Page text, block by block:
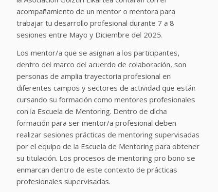
acompañamiento de un mentor o mentora para
trabajar tu desarrollo profesional durante 7 a 8
sesiones entre Mayo y Diciembre del 2025.
Los mentor/a que se asignan a los participantes,
dentro del marco del acuerdo de colaboración, son
personas de amplia trayectoria profesional en
diferentes campos y sectores de actividad que están
cursando su formación como mentores profesionales
con la Escuela de Mentoring. Dentro de dicha
formación para ser mentor/a profesional deben
realizar sesiones prácticas de mentoring supervisadas
por el equipo de la Escuela de Mentoring para obtener
su titulación. Los procesos de mentoring pro bono se
enmarcan dentro de este contexto de prácticas
profesionales supervisadas.